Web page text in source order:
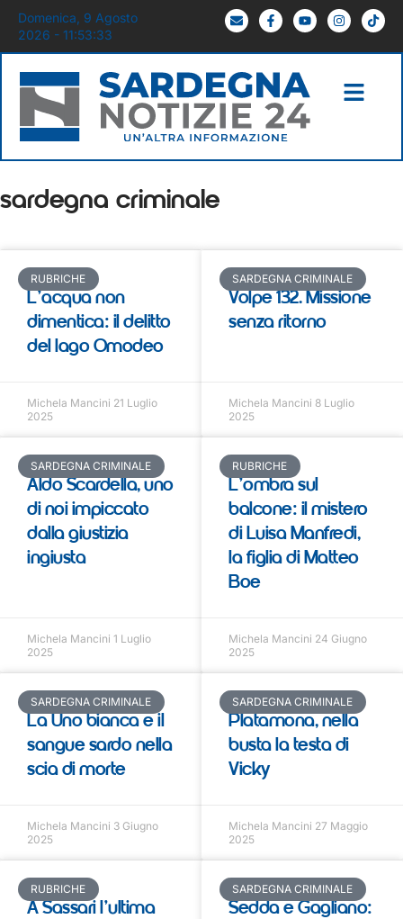
Domenica, 9 Agosto
2026 - 11:53:34
sardegna criminale
RUBRICHE
L’acqua non
dimentica: il delitto
del lago Omodeo
Michela Mancini 21 Luglio
2025
SARDEGNA CRIMINALE
Volpe 132. Missione
senza ritorno
Michela Mancini 8 Luglio
2025
SARDEGNA CRIMINALE
Aldo Scardella, uno
di noi impiccato
dalla giustizia
ingiusta
Michela Mancini 1 Luglio
2025
RUBRICHE
L’ombra sul
balcone: il mistero
di Luisa Manfredi,
la figlia di Matteo
Boe
Michela Mancini 24 Giugno
2025
SARDEGNA CRIMINALE
La Uno bianca e il
sangue sardo nella
scia di morte
Michela Mancini 3 Giugno
2025
SARDEGNA CRIMINALE
Platamona, nella
busta la testa di
Vicky
Michela Mancini 27 Maggio
2025
RUBRICHE
A Sassari l’ultima
SARDEGNA CRIMINALE
Sedda e Gagliano: